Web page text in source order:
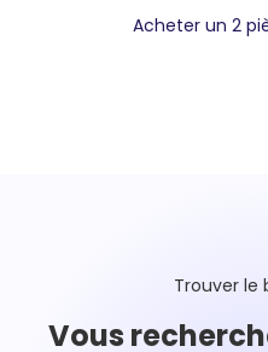
Acheter un 2
Trouver le
Vous